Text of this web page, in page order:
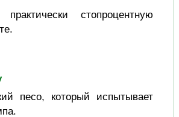
стопроцентную
песо, который испытывает